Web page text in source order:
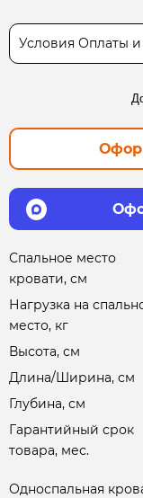
Условия Оплаты и
Спальное место
кровати, см
Нагрузка на
место, кг
Высота, см
Длина/Ширина, см
Глубина, см
Гарантийный срок
товара, мес.
Односпальная